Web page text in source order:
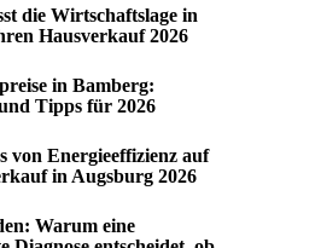
die Wirtschaftslage in
Hausverkauf 2026
in Bamberg:
Tipps für 2026
von Energieeffizienz auf
in Augsburg 2026
Warum eine